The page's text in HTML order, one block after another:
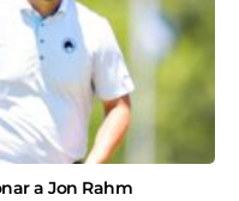
a Jon Rahm